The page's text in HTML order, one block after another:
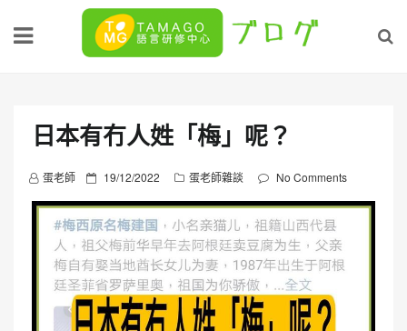
日本有冇人姓「梅」呢？
蛋老師
P
o
s
t
e
d
o
19/12/2022 蛋老師雜談 No Comments